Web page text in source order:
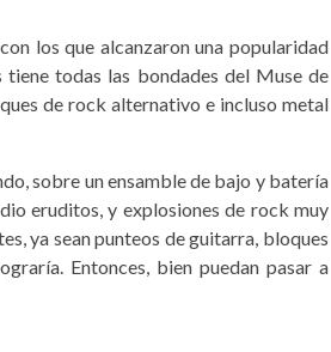
los que alcanzaron una popularidad
todas las bondades del Muse de
de rock alternativo e incluso metal
sobre un ensamble de bajo y batería
eruditos, y explosiones de rock muy
ya sean punteos de guitarra, bloques
Entonces, bien puedan pasar a